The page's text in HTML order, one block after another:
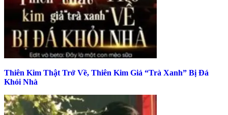
Thiên Kim Thật Trở Về, Thiên Kim Giả “Trà Xanh” Bị Đá
Khỏi Nhà